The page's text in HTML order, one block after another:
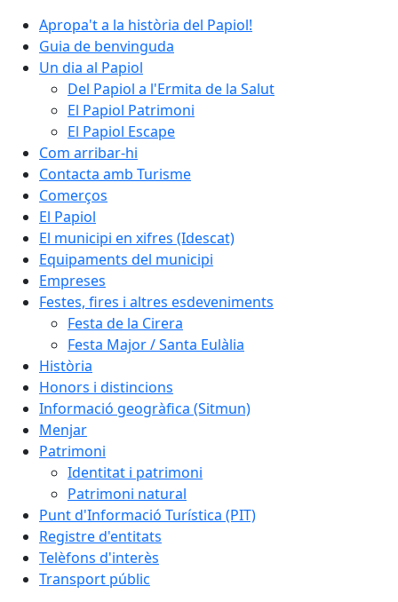
Apropa't a la història del Papiol!
Guia de benvinguda
Un dia al Papiol
Del Papiol a l'Ermita de la Salut
El Papiol Patrimoni
El Papiol Escape
Com arribar-hi
Contacta amb Turisme
Comerços
El Papiol
El municipi en xifres (Idescat)
Equipaments del municipi
Empreses
Festes, fires i altres esdeveniments
Festa de la Cirera
Festa Major / Santa Eulàlia
Història
Honors i distincions
Informació geogràfica (Sitmun)
Menjar
Patrimoni
Identitat i patrimoni
Patrimoni natural
Punt d'Informació Turística (PIT)
Registre d'entitats
Telèfons d'interès
Transport públic